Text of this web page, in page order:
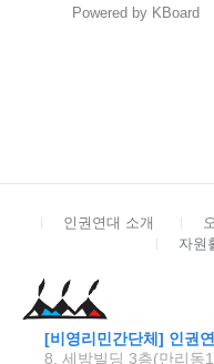
Powered by KBoard
인권연대 소개
자원
[비영리민간단체] 인권
8, 세방빌딩 3층(만리동